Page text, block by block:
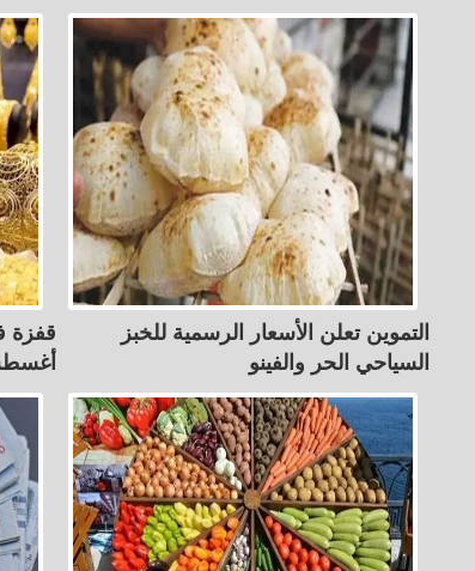
التموين تعلن الأسعار الرسمية للخبز
السياحي الحر والفينو
أغسطس